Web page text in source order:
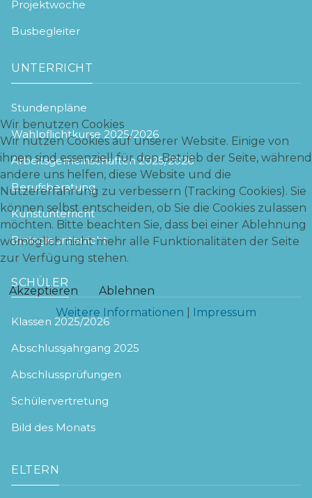
Projektwoche
Busbegleiter
UNTERRICHT
Stundenpläne
Wahlpflichtkurse 2025/2026
Arbeitsgemeinschaften 2025/2026
Berufsberatung
Kunstunterricht
Biologieunterricht
SCHÜLER
Klassen 2025/2026
Abschlussjahrgang 2025
Abschlussprüfungen
Schülervertretung
Bild des Monats
ELTERN
Wir benutzen Cookies
Wir nutzen Cookies auf unserer Website. Einige von
ihnen sind essenziell für den Betrieb der Seite, während
andere uns helfen, diese Website und die
Nutzererfahrung zu verbessern (Tracking Cookies). Sie
können selbst entscheiden, ob Sie die Cookies zulassen
möchten. Bitte beachten Sie, dass bei einer Ablehnung
womöglich nicht mehr alle Funktionalitäten der Seite
zur Verfügung stehen.
Akzeptieren
Ablehnen
Weitere Informationen
Impressum